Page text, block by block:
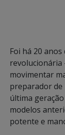
Foi há 20
revolucionária
movimentar
preparador de
última
modelos
potente e